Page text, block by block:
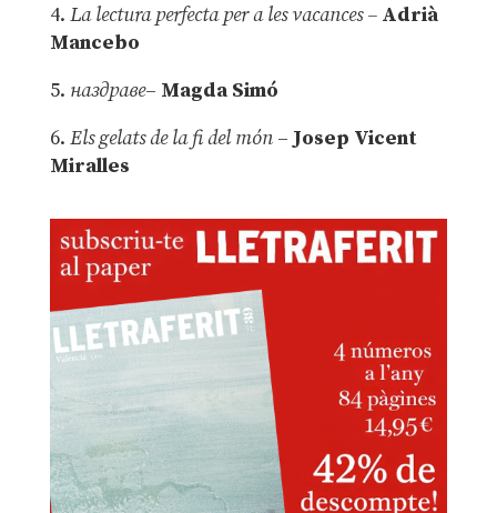
4. La lectura perfecta per a les vacances –Adrià
Mancebo
5. наздраве– Magda Simó
6. Els gelats de la fi del món – Josep Vicent
Miralles